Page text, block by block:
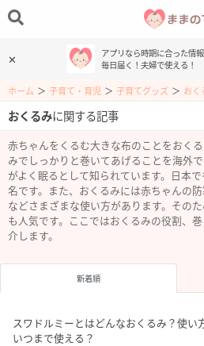
✕
アプリなら時期に合った情
毎日届く！夫婦で使える！
ホーム ＞ 子育て・育児 ＞ 子育てグッズ ＞ おく
おくるみに関する記事
赤ちゃんをくるむ大きな布のことをおく
みでしっかりと巻いてあげることを海外
がよく眠るとして知られています。日本
名です。また、おくるみには赤ちゃんの
などさまざまな使い方があります。その
も人気です。ここではおくるみの役割、
介します。
新着順
スワドルミーとはどんなおくるみ？使い
いつまで使える？